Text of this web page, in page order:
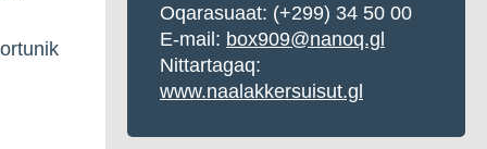
Oqarasuaat: (+299) 34 50 00
E-mail: box909@nanoq.gl
Nittartagaq:
www.naalakkersuisut.gl